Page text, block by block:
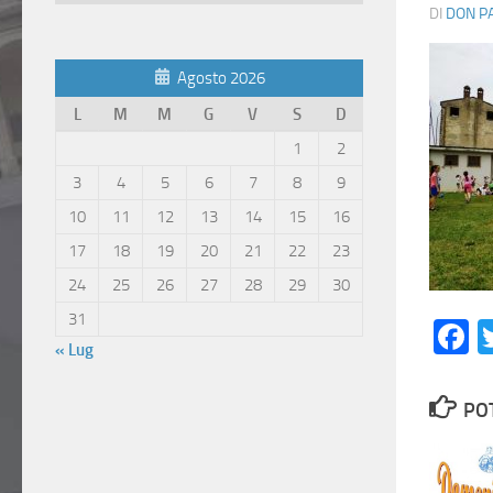
DI DON
Agosto 2026
L
M M G V S
D
1
2
3
4 5 6 7 8
9
10
11 12 13 14 15
16
17
18 19 20 21 22
23
24
25 26 27 28 29
30
31
« Lug